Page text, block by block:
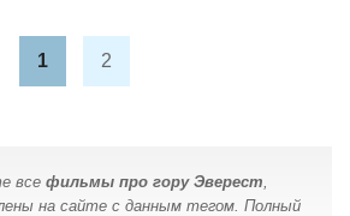
1 2
все фильмы про гору Эверест,
на сайте с данным тегом. Полный